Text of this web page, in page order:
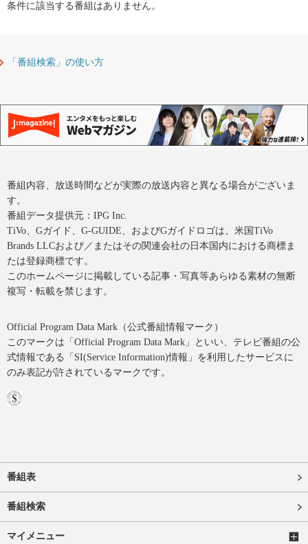
条件に該当する番組はありません。
「番組検索」の使い方
番組内容、放送時間などが実際の放送内容と異なる場合がございま
す。
番組データ提供元：IPG Inc.
TiVo、Gガイド、G-GUIDE、およびGガイドロゴは、米国TiVo
Brands LLCおよび／またはその関連会社の日本国内における商標ま
たは登録商標です。
このホームページに掲載している記事・写真等あらゆる素材の無断
複写・転載を禁じます。
Official Program Data Mark（公式番組情報マーク）
このマークは「Official Program Data Mark」といい、テレビ番組の公
式情報である「SI(Service Information)情報」を利用したサービスに
のみ表記が許されているマークです。
番組表
番組検索
マイメニュー